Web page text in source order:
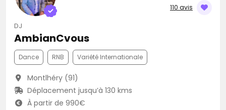
110 avis
DJ
AmbianCvous
Dance RNB Variété Internationale
Montlhéry (91)
Déplacement jusqu’à 130 kms
À partir de 990€